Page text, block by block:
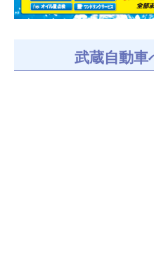
武蔵自動